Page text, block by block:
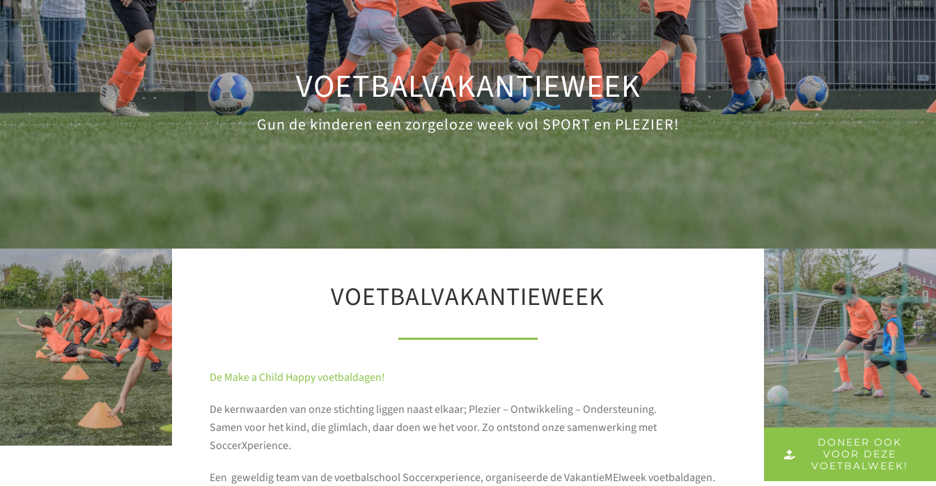
VOETBALVAKANTIEWEEK
Gun de kinderen een zorgeloze week vol SPORT en PLEZIER!
VOETBALVAKANTIEWEEK
De Make a Child Happy voetbaldagen!
De kernwaarden van onze stichting liggen naast elkaar; Plezier – Ontwikkeling – Ondersteuning.
Samen voor het kind, die glimlach, daar doen we het voor. Zo ontstond onze samenwerking met
SoccerXperience.
Een geweldig team van de voetbalschool Soccerxperience, organiseerde de VakantieMEIweek voetbaldagen.
DONEER OOK
VOOR DEZE
VOETBALWEEK!